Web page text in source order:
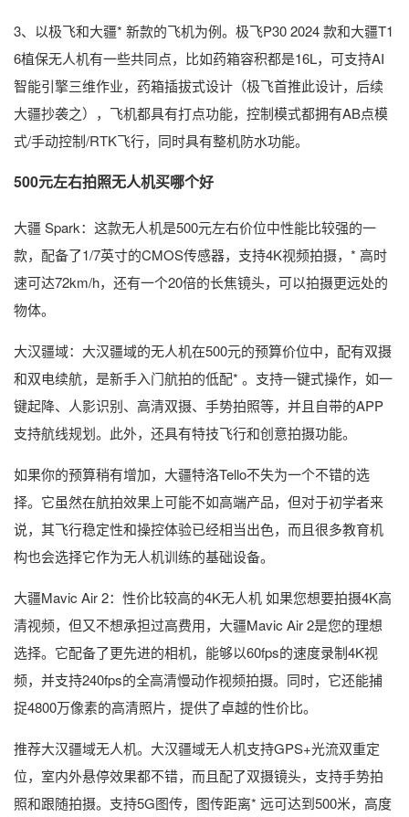
3、以极飞和大疆* 新款的飞机为例。极飞P30 2024 款和大疆T1
6植保无人机有一些共同点，比如药箱容积都是16L，可支持AI
智能引擎三维作业，药箱插拔式设计（极飞首推此设计，后续
大疆抄袭之），飞机都具有打点功能，控制模式都拥有AB点模
式/手动控制/RTK飞行，同时具有整机防水功能。
500元左右拍照无人机买哪个好
大疆 Spark：这款无人机是500元左右价位中性能比较强的一
款，配备了1/7英寸的CMOS传感器，支持4K视频拍摄，* 高时
速可达72km/h，还有一个20倍的长焦镜头，可以拍摄更远处的
物体。
大汉疆域：大汉疆域的无人机在500元的预算价位中，配有双摄
和双电续航，是新手入门航拍的低配* 。支持一键式操作，如一
键起降、人影识别、高清双摄、手势拍照等，并且自带的APP
支持航线规划。此外，还具有特技飞行和创意拍摄功能。
如果你的预算稍有增加，大疆特洛Tello不失为一个不错的选
择。它虽然在航拍效果上可能不如高端产品，但对于初学者来
说，其飞行稳定性和操控体验已经相当出色，而且很多教育机
构也会选择它作为无人机训练的基础设备。
大疆Mavic Air 2：性价比较高的4K无人机 如果您想要拍摄4K高
清视频，但又不想承担过高费用，大疆Mavic Air 2是您的理想
选择。它配备了更先进的相机，能够以60fps的速度录制4K视
频，并支持240fps的全高清慢动作视频拍摄。同时，它还能捕
捉4800万像素的高清照片，提供了卓越的性价比。
推荐大汉疆域无人机。大汉疆域无人机支持GPS+光流双重定
位，室内外悬停效果都不错，而且配了双摄镜头，支持手势拍
照和跟随拍摄。支持5G图传，图传距离* 远可达到500米，高度